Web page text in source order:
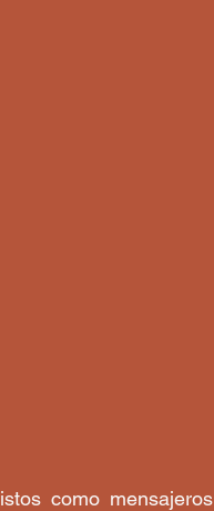
como mensajeros